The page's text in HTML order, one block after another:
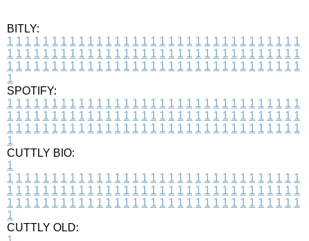
BITLY:
1 1 1 1 1 1 1 1 1 1 1 1 1 1 1 1 1 1 1 1 1 1 1 1 1 1 1 1 1 1 1 1 1
1 1 1 1 1 1 1 1 1 1 1 1 1 1 1 1 1 1 1 1 1 1 1 1 1 1 1 1 1 1 1 1 1
1 1 1 1 1 1 1 1 1 1 1 1 1 1 1 1 1 1 1 1 1 1 1 1 1 1 1 1 1 1 1 1 1
1
SPOTIFY:
1 1 1 1 1 1 1 1 1 1 1 1 1 1 1 1 1 1 1 1 1 1 1 1 1 1 1 1 1 1 1 1 1
1 1 1 1 1 1 1 1 1 1 1 1 1 1 1 1 1 1 1 1 1 1 1 1 1 1 1 1 1 1 1 1 1
1 1 1 1 1 1 1 1 1 1 1 1 1 1 1 1 1 1 1 1 1 1 1 1 1 1 1 1 1 1 1 1 1
1
CUTTLY BIO:
1
1 1 1 1 1 1 1 1 1 1 1 1 1 1 1 1 1 1 1 1 1 1 1 1 1 1 1 1 1 1 1 1 1
1 1 1 1 1 1 1 1 1 1 1 1 1 1 1 1 1 1 1 1 1 1 1 1 1 1 1 1 1 1 1 1 1
1 1 1 1 1 1 1 1 1 1 1 1 1 1 1 1 1 1 1 1 1 1 1 1 1 1 1 1 1 1 1 1 1
1
CUTTLY OLD: